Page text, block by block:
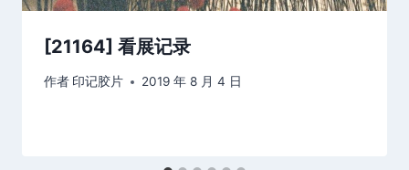
[21164] 看展记录
作者 印记胶片 2019 年 8 月 4 日